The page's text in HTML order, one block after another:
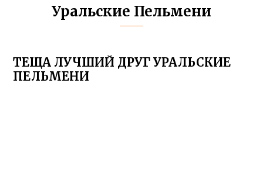
Уральские Пельмени
ТЕЩА ЛУЧШИЙ ДРУГ УРАЛЬСКИЕ
ПЕЛЬМЕНИ